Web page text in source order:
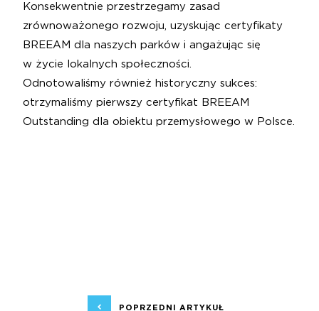
Konsekwentnie przestrzegamy zasad
zrównoważonego rozwoju, uzyskując certyfikaty
BREEAM dla naszych parków i angażując się
w życie lokalnych społeczności.
Odnotowaliśmy również historyczny sukces:
otrzymaliśmy pierwszy certyfikat BREEAM
Outstanding dla obiektu przemysłowego w Polsce.
POPRZEDNI ARTYKUŁ